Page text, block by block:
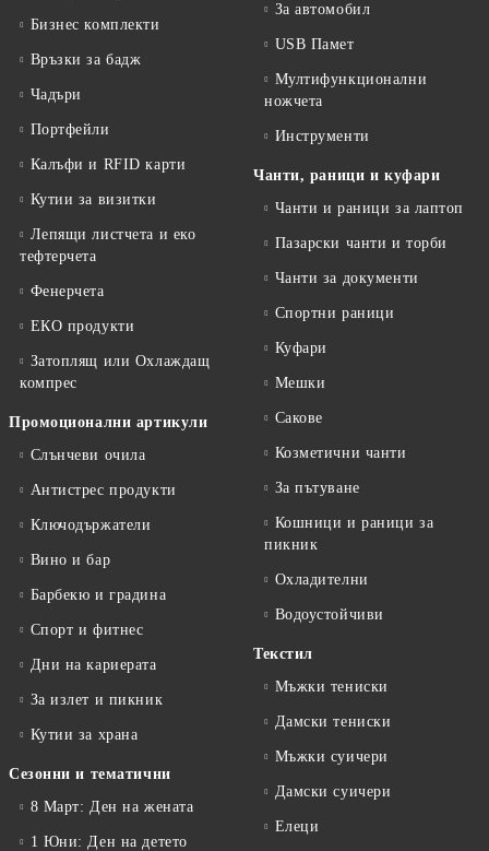
Бизнес комплекти
Връзки за бадж
Чадъри
Портфейли
Калъфи и RFID карти
Кутии за визитки
Лепящи листчета и еко
тефтeрчета
Фенерчета
ЕКО продукти
Затоплящ или Охлаждащ
компрес
Промоционални артикули
Слънчеви очила
Антистрес продукти
Ключодържатели
Вино и бар
Барбекю и градина
Спорт и фитнес
Дни на кариерата
За излет и пикник
Кутии за храна
Сезонни и тематични
8 Март: Ден на жената
1 Юни: Ден на детето
За автомобил
USB Памет
Мултифункционални
ножчета
Инструменти
Чанти, раници и куфари
Чанти и раници за лаптоп
Пазарски чанти и торби
Чанти за документи
Спортни раници
Куфари
Мешки
Сакове
Козметични чанти
За пътуване
Кошници и раници за
пикник
Охладителни
Водоустойчиви
Текстил
Мъжки тениски
Дамски тениски
Мъжки суичери
Дамски суичери
Елеци